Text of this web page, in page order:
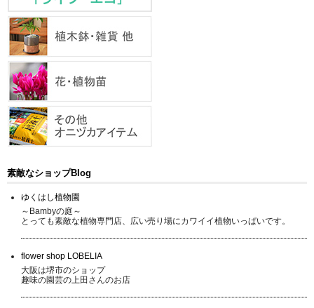
素敵なショップBlog
ゆくはし植物園
～Bambyの庭～
とっても素敵な植物専門店、広い売り場にカワイイ植物いっぱいです。
flower shop LOBELIA
大阪は堺市のショップ
趣味の園芸の上田さんのお店